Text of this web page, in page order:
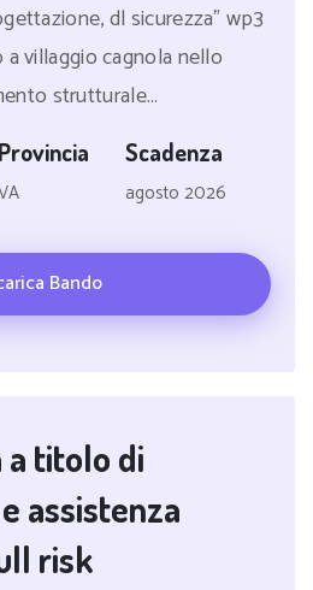
dl sicurezza" wp3
villaggio cagnola nello
strutturale...
Provincia Scadenza
agosto 2026
Bando
a titolo di
assistenza
risk